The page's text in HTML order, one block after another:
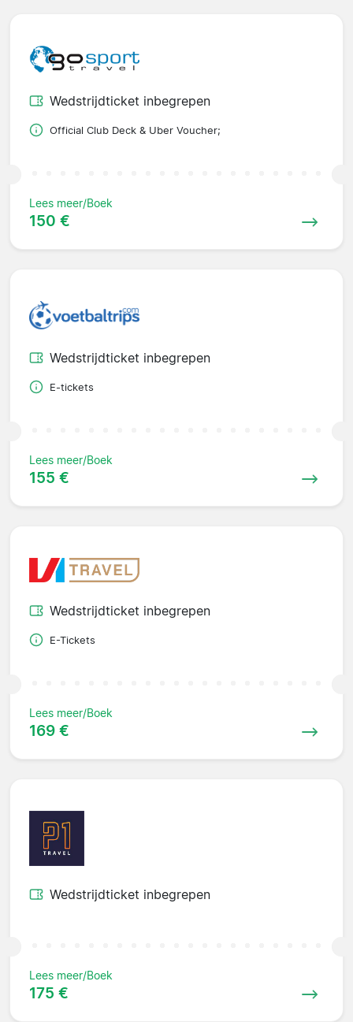
Wedstrijdticket inbegrepen
Official Club Deck & Uber Voucher;
Lees meer/Boek
150 €
Wedstrijdticket inbegrepen
E-tickets
Lees meer/Boek
155 €
Wedstrijdticket inbegrepen
E-Tickets
Lees meer/Boek
169 €
Wedstrijdticket inbegrepen
Lees meer/Boek
175 €